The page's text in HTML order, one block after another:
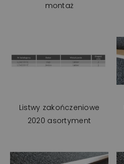
montaż
Listwy zakończeniowe
2020 asortyment